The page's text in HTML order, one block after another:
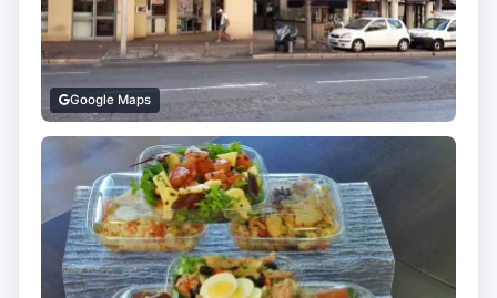
Google Maps